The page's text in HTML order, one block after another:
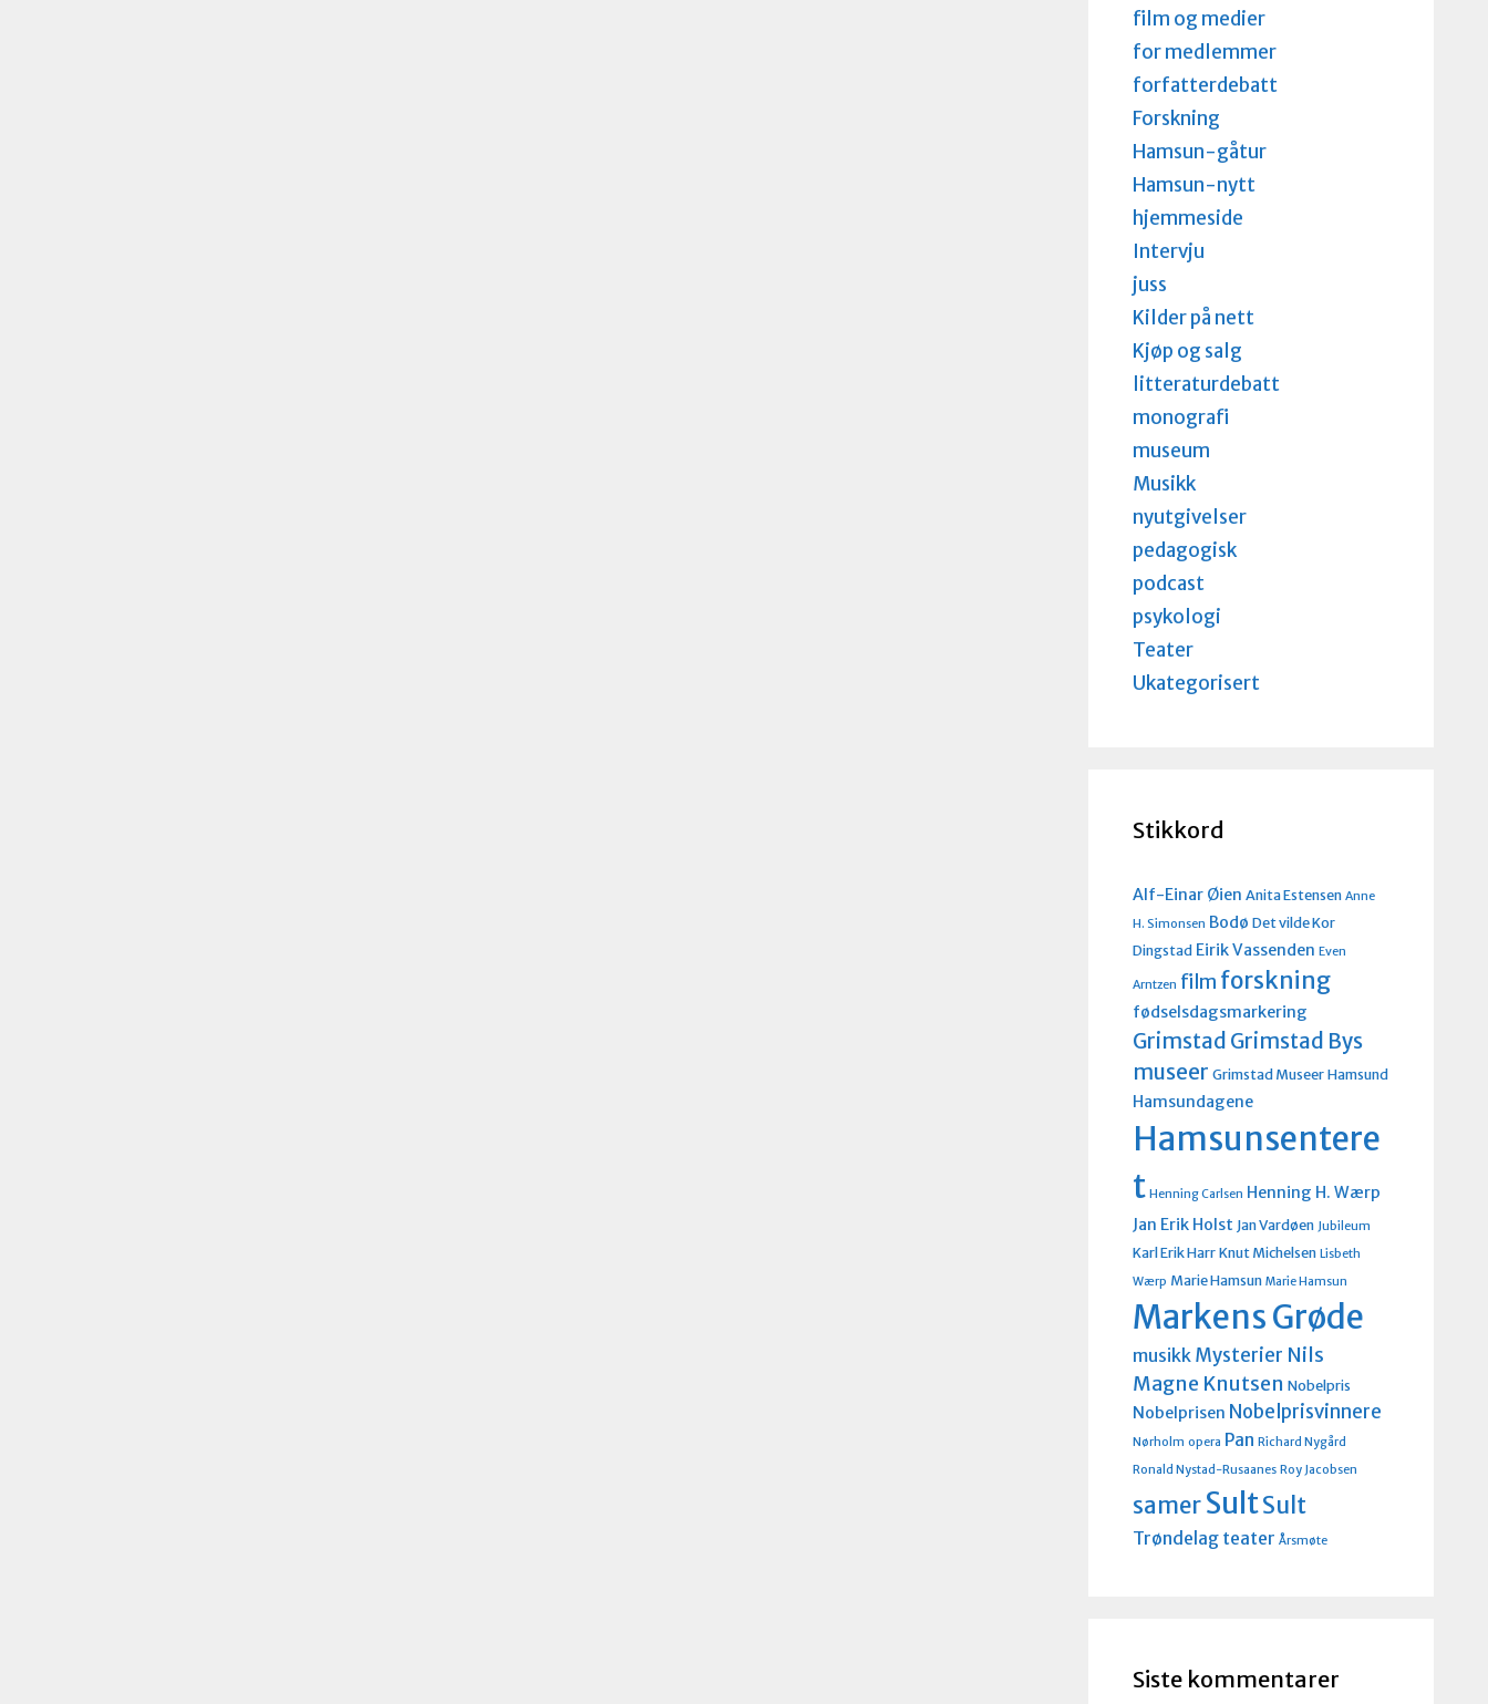
film og medier
for medlemmer
forfatterdebatt
Forskning
Hamsun-gåtur
Hamsun-nytt
hjemmeside
Intervju
juss
Kilder på nett
Kjøp og salg
litteraturdebatt
monografi
museum
Musikk
nyutgivelser
pedagogisk
podcast
psykologi
Teater
Ukategorisert
Stikkord
Alf-Einar Øien Anita Estensen Anne
H. Simonsen Bodø Det vilde Kor
Dingstad Eirik Vassenden Even
Arntzen film forskning
fødselsdagsmarkering
Grimstad Grimstad Bys
museer Grimstad Museer Hamsund
Hamsundagene
Hamsunsentere
t Henning Carlsen Henning H. Wærp
Jan Erik Holst Jan Vardøen Jubileum
Karl Erik Harr Knut Michelsen Lisbeth
Wærp Marie Hamsun Marie Hamsun
Markens Grøde
musikk Mysterier Nils
Magne Knutsen Nobelpris
Nobelprisen Nobelprisvinnere
Nørholm opera Pan Richard Nygård
Ronald Nystad-Rusaanes Roy Jacobsen
samerSultSult
Trøndelag teater Årsmøte
Siste kommentarer